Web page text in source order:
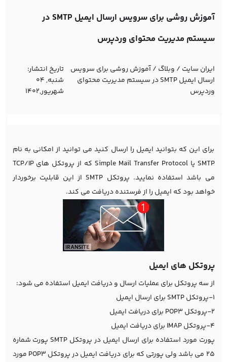
آموزش روشی برای سرویس ارسال ایمیل SMTP در
سیستم مدیریت محتوای وردپرس
ایران سایت / وبلاگ /آموزش روشی برای سرویس
ارسال ایمیل SMTP در سیستم مدیریت محتوای
وردپرس
تاریخ انتشار:
شنبه, 04
شهریور,1402
برای این که بتوانید ایمیل را ارسال کنید می توانید از امکانی به نام
SMTP یا Simple Mail Transfer Protocol که از پروتکل های TCP/IP
می باشد استفاده نمایید. پروتکل SMTP از این قابلیت برخوردار
خواهد بود که ایمیل را از فرستنده دریافت می کند.
پروتکل های ایمیل
از سه پروتکل برای عملیات ارسال و دریافت ایمیل استفاده می شود:
1-پروتکل SMTP برای ارسال ایمیل
2-پروتکل POP3 برای دریافت ایمیل
4-پروتکل IMAP برای دریافت ایمیل
پورت مورد استفاده برای ارسال ایمیل در پروتکل SMTP پورت شماره
25 می باشد ولی پورتی که برای دریافت ایمیل در پروتکل POP3 مورد